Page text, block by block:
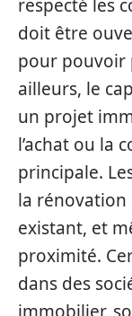
respecté les
doit être
pour pouvoir
ailleurs, le
un projet
l’achat ou la
principale.
la rénovation
existant, et
proximité.
dans des